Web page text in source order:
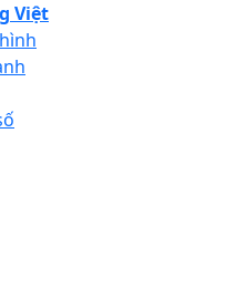
Việt